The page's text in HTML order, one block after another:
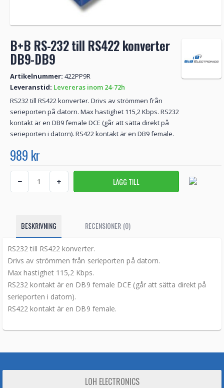
B+B RS-232 till RS422 konverter
DB9-DB9
Artikelnummer: 422PP9R
Leveranstid: Levereras inom 24-72h
RS232 till RS422 konverter. Drivs av strömmen från
serieporten på datorn. Max hastighet 115,2 Kbps. RS232
kontakt är en DB9 female DCE (går att sätta direkt på
serieporten i datorn). RS422 kontakt är en DB9 female.
989 kr
BESKRIVNING RECENSIONER (0)
RS232 till RS422 konverter.
Drivs av strömmen från serieporten på datorn.
Max hastighet 115,2 Kbps.
RS232 kontakt är en DB9 female DCE (går att sätta direkt på
serieporten i datorn).
RS422 kontakt är en DB9 female.
LOH ELECTRONICS